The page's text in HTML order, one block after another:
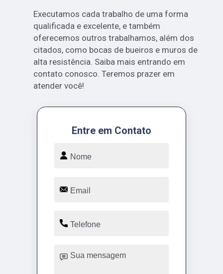
Executamos cada trabalho de uma forma
qualificada e excelente, e também
oferecemos outros trabalhamos, além dos
citados, como bocas de bueiros e muros de
alta resistência. Saiba mais entrando em
contato conosco. Teremos prazer em
atender você!
Entre em Contato